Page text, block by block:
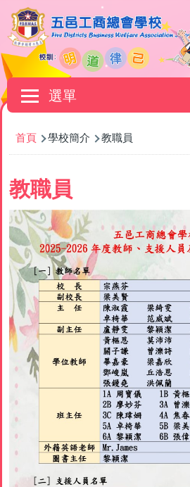
移至主內容
選單
Main
navigation
導
航
連
結
首頁 學校簡介 教職員
教職員